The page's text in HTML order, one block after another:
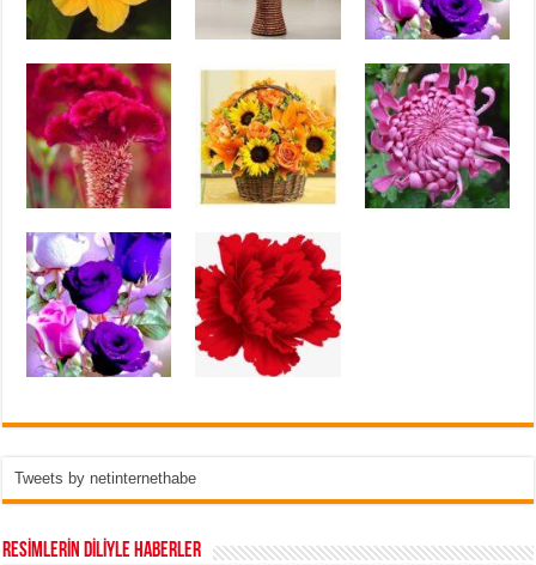
Tweets by netinternethabe
RESİMLERİN DİLİYLE HABERLER